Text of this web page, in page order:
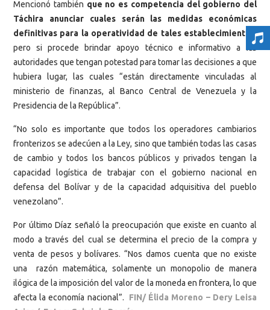
Mencionó también que no es competencia del gobierno del
Táchira anunciar cuales serán las medidas económicas
definitivas para la operatividad de tales establecimientos ,
pero si procede brindar apoyo técnico e informativo a las
autoridades que tengan potestad para tomar las decisiones a que
hubiera lugar, las cuales “están directamente vinculadas al
ministerio de finanzas, al Banco Central de Venezuela y la
Presidencia de la República”.
“No solo es importante que todos los operadores cambiarios
fronterizos se adecúen a la Ley, sino que también todas las casas
de cambio y todos los bancos públicos y privados tengan la
capacidad logística de trabajar con el gobierno nacional en
defensa del Bolívar y de la capacidad adquisitiva del pueblo
venezolano”.
Por último Díaz señaló la preocupación que existe en cuanto al
modo a través del cual se determina el precio de la compra y
venta de pesos y bolívares. “Nos damos cuenta que no existe
una razón matemática, solamente un monopolio de manera
ilógica de la imposición del valor de la moneda en frontera, lo que
afecta la economía nacional”. FIN/ Élida Moreno – Dery Leisa